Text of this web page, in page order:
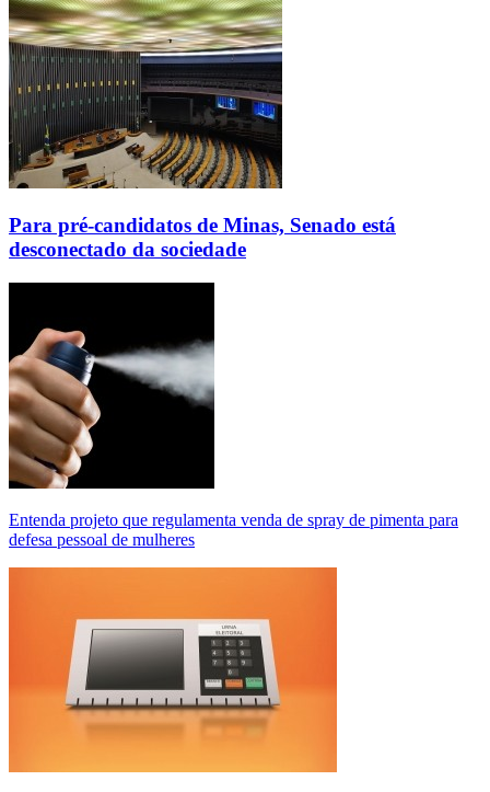
Para pré-candidatos de Minas, Senado está
desconectado da sociedade
Entenda projeto que regulamenta venda de spray de pimenta para
defesa pessoal de mulheres